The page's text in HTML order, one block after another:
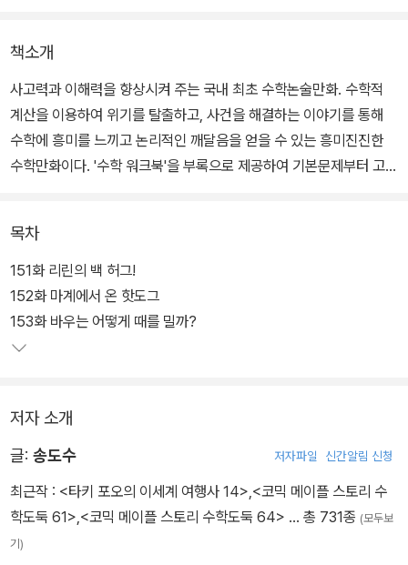
책소개
사고력과 이해력을 향상시켜 주는 국내 최초 수학논술만화. 수학적
계산을 이용하여 위기를 탈출하고, 사건을 해결하는 이야기를 통해
수학에 흥미를 느끼고 논리적인 깨달음을 얻을 수 있는 흥미진진한
수학만화이다. '수학 워크북'을 부록으로 제공하여 기본문제부터 고난
목차
151화 리린의 백 허그!
152화 마계에서 온 핫도그
153화 바우는 어떻게 때를 밀까?
저자 소개
글: 송도수 저자파일 신간알림 신청
최근작 : <타키 포오의 이세계 여행사 14>,<코믹 메이플 스토리 수
학도둑 61>,<코믹 메이플 스토리 수학도둑 64> … 총 731종 (모두보
기)